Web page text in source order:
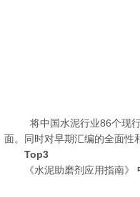
将中国水泥行业86个现行
面。同时对早期汇编的全面性
Top3
《水泥助磨剂应用指南》